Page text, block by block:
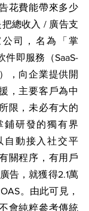
花費能帶來多少
總收入 / 廣告支
公司，名為「掌
件即服務（SaaS-
，向企業提供開
，主要客戶為中
限，未必有大的
鋪研發的獨有界
自動接入社交平
關程序，有用戶
告，就獲得2.1萬
。由此可見，
會純粹參考傳統